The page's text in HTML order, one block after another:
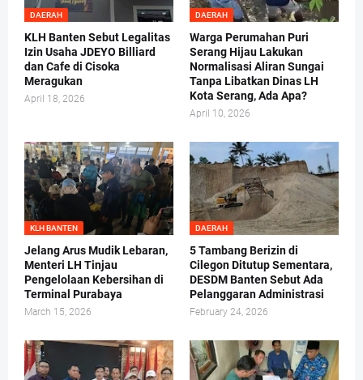
DAERAH
KLH Banten Sebut Legalitas
Izin Usaha JDEYO Billiard
dan Cafe di Cisoka
Meragukan
April 18, 2026
DAERAH
Warga Perumahan Puri
Serang Hijau Lakukan
Normalisasi Aliran Sungai
Tanpa Libatkan Dinas LH
Kota Serang, Ada Apa?
April 10, 2026
KLH BANTEN
Jelang Arus Mudik Lebaran,
Menteri LH Tinjau
Pengelolaan Kebersihan di
Terminal Purabaya
March 15, 2026
DAERAH
5 Tambang Berizin di
Cilegon Ditutup Sementara,
DESDM Banten Sebut Ada
Pelanggaran Administrasi
February 24, 2026